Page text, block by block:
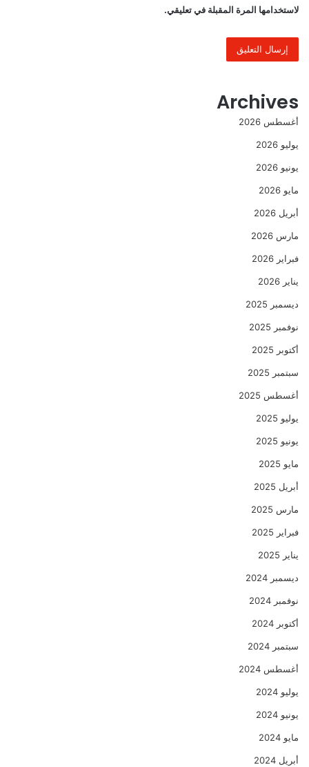
لاستخدامها المرة المقبلة في تعليقي.
Archives
أغسطس 2026
يوليو 2026
يونيو 2026
مايو 2026
أبريل 2026
مارس 2026
فبراير 2026
يناير 2026
ديسمبر 2025
نوفمبر 2025
أكتوبر 2025
سبتمبر 2025
أغسطس 2025
يوليو 2025
يونيو 2025
مايو 2025
أبريل 2025
مارس 2025
فبراير 2025
يناير 2025
ديسمبر 2024
نوفمبر 2024
أكتوبر 2024
سبتمبر 2024
أغسطس 2024
يوليو 2024
يونيو 2024
مايو 2024
أبريل 2024